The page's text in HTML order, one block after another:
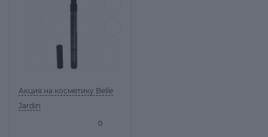
0
Акция на косметику Belle
Jardin